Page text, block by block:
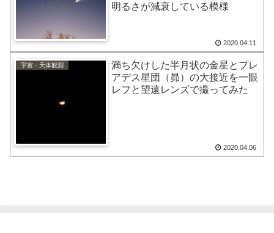
明るさが減衰している模様
2020.04.11
宇宙・天体観測
満ち欠けした半月状の金星とプレ
アデス星団（昴）の大接近を一眼
レフと望遠レンズで撮ってみた
2020.04.06